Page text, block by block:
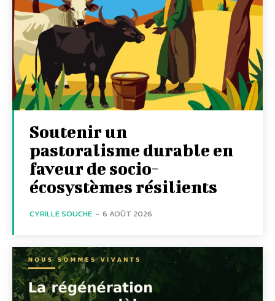
Soutenir un
pastoralisme durable en
faveur de socio-
écosystèmes résilients
CYRILLE SOUCHE - 6 AOÛT 2026